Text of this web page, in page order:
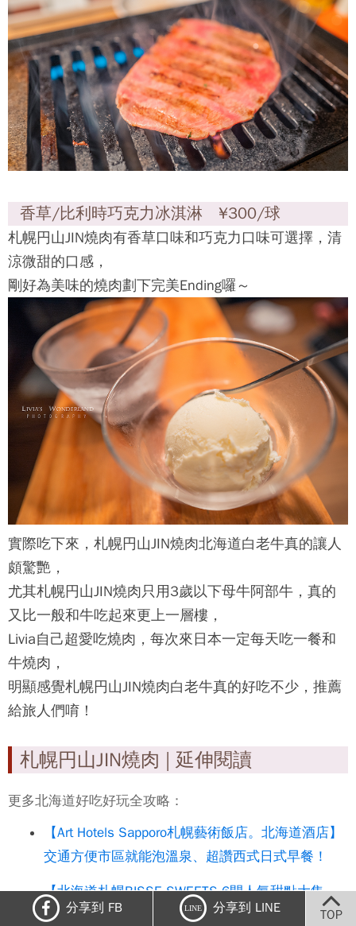
香草/比利時巧克力冰淇淋 ¥300/球
札幌円山JIN燒肉有香草口味和巧克力口味可選擇，清
涼微甜的口感，
剛好為美味的燒肉劃下完美Ending囉～
實際吃下來， 札幌円山JIN燒肉北海道白老牛真的讓人
頗驚艷，
尤其札幌円山JIN燒肉只用3歲以下母牛阿部牛，真的
又比一般和牛吃起來更上一層樓，
Livia自己超愛吃燒肉，每次來日本一定每天吃一餐和
牛燒肉，
明顯感覺札幌円山JIN燒肉白老牛真的好吃不少，推薦
給旅人們唷！
札幌円山JIN燒肉 | 延伸閱讀
更多北海道好吃好玩全攻略：
【Art Hotels Sapporo札幌藝術飯店。北海道酒店】
交通方便市區就能泡溫泉、超讚西式日式早餐！
【北海道札幌BISSE SWEETS 6間人氣甜點大集
合。日本】KINOTOYA起司塔、小樽洋果子、町村農
分享到 FB LINE 分享到 LINE TOP